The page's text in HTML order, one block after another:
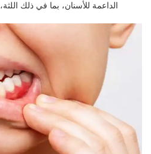
الداعمة للأسنان، بما في ذلك